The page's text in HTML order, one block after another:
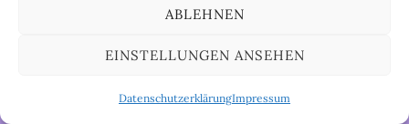
ABLEHNEN
EINSTELLUNGEN ANSEHEN
DatenschutzerklärungImpressum